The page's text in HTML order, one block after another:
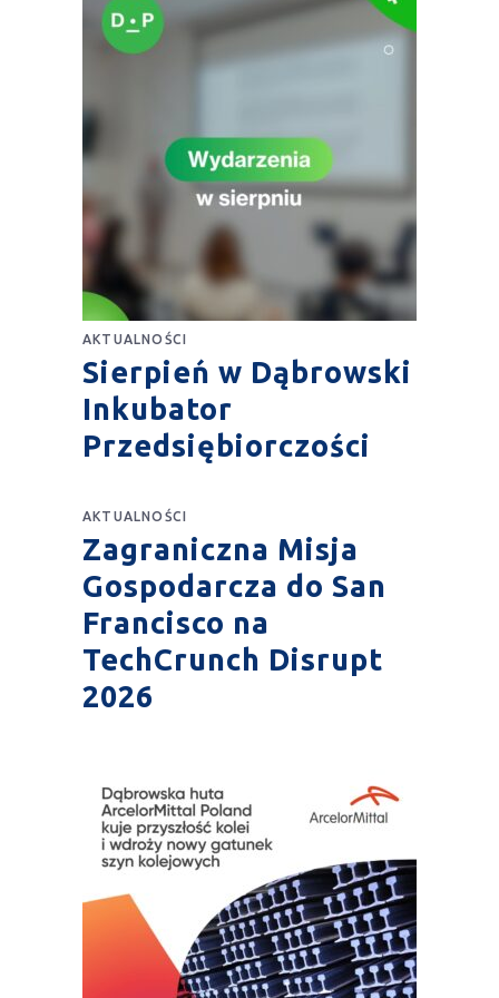
AKTUALNOŚCI
Sierpień w Dąbrowski
Inkubator
Przedsiębiorczości
AKTUALNOŚCI
Zagraniczna Misja
Gospodarcza do San
Francisco na
TechCrunch Disrupt
2026